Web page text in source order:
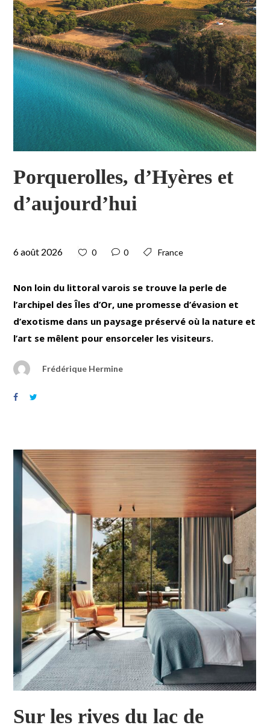
Porquerolles, d’Hyères et
d’aujourd’hui
6 août 2026 0 0 France
Non loin du littoral varois se trouve la perle de
l’archipel des Îles d’Or, une promesse d’évasion et
d’exotisme dans un paysage préservé où la nature et
l’art se mêlent pour ensorceler les visiteurs.
Frédérique Hermine
Sur les rives du lac de